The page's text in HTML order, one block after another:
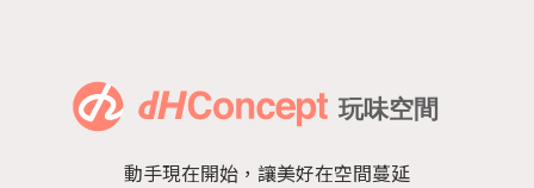
動手現在開始，讓美好在空間蔓延